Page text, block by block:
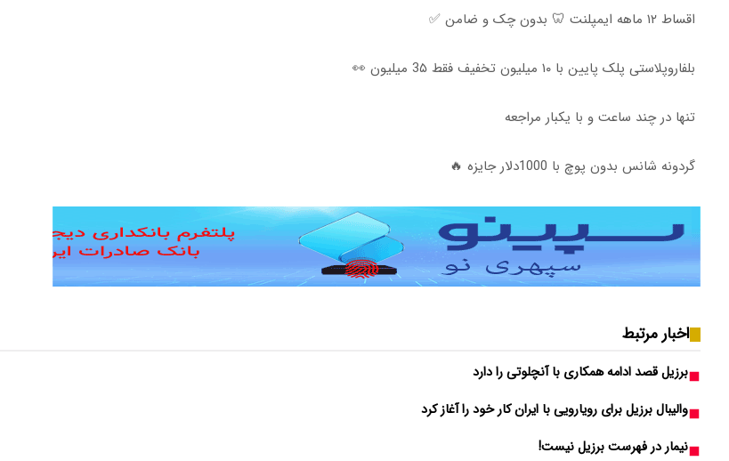
اقساط ۱۲ ماهه ایمپلنت 🦷 بدون چک و ضامن ✅
بلفاروپلاستی پلک پایین با ۱۰ میلیون تخفیف فقط 3۵ میلیون 👀
تنها در چند ساعت و با یکبار مراجعه
گردونه شانس بدون پوچ با 1000دلار جایزه 🔥
اخبار مرتبط
برزیل قصد ادامه همکاری با آنچلوتی را دارد
والیبال برزیل برای رویارویی با ایران کار خود را آغاز کرد
نیمار در فهرست برزیل نیست!